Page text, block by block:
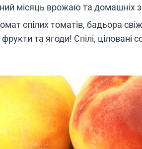
місяць врожаю та домашніх
спілих томатів, бадьора
та ягоди! Спілі, ціловані